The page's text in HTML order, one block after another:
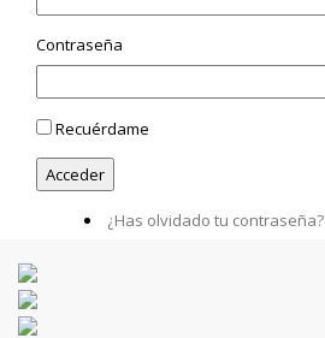
Contraseña
Recuérdame
¿Has olvidado tu contraseña?